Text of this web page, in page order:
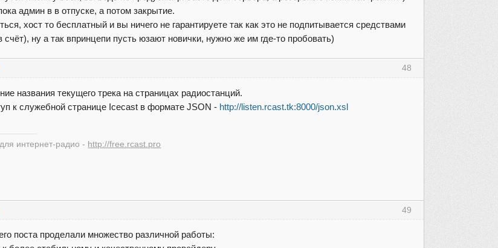
админ в в отпуске, а потом закрытие.
хост то бесплатный и вы ничего не гарантируете так как это не подпитывается средствами
счёт), ну а так впринцепи пусть юзают новички, нужно же им где-то пробовать)
48
названия текущего трека на страницах радиостанций.
к служебной странице Icecast в формате JSON - http://listen.rcast.tk:8000/json.xsl
интернет-радио - http://free.rcast.pro
49
поста проделали множество различной работы: